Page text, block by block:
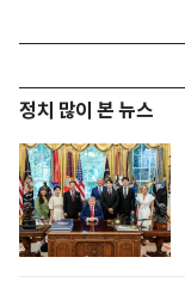
정치 많이 본 뉴스